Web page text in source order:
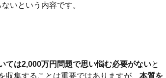
いという内容です。
ては2,000万円問題で思い悩む必要がないと
集することは重要ではありますが、 本質を